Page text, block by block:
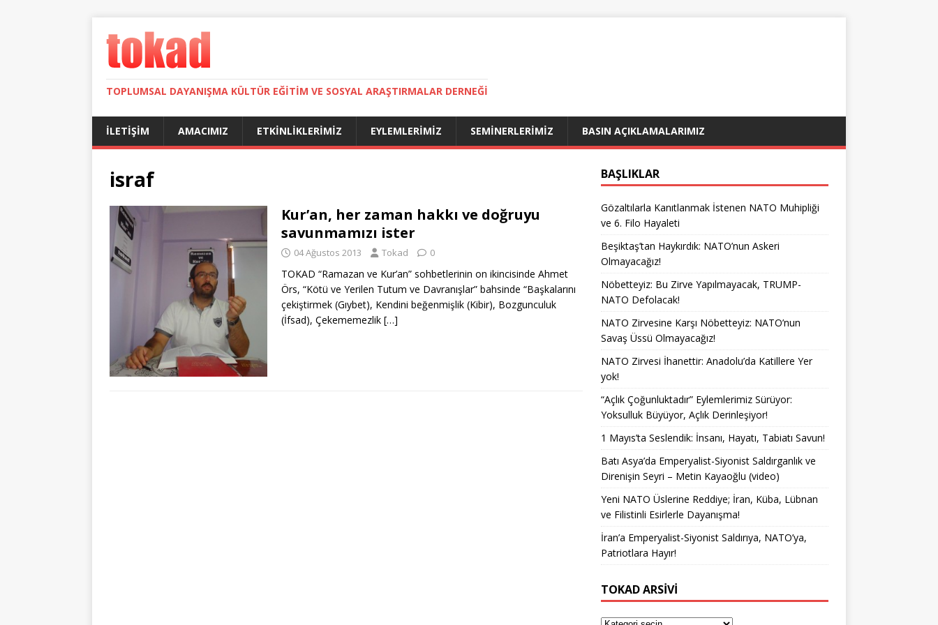
TOPLUMSAL DAYANIŞMA KÜLTÜR EĞITIM VE SOSYAL ARAŞTIRMALAR DERNEĞI
İLETIŞIM AMACIMIZ ETKINLIKLERIMIZ EYLEMLERIMIZ SEMINERLERIMIZ BASIN AÇIKLAMALARIMIZ
israf
Kur’an, her zaman hakkı ve doğruyu
savunmamızı ister
04 Ağustos 2013 Tokad 0
TOKAD “Ramazan ve Kur’an” sohbetlerinin on ikincisinde Ahmet
Örs, “Kötü ve Yerilen Tutum ve Davranışlar” bahsinde “Başkalarını
çekiştirmek (Gıybet), Kendini beğenmişlik (Kibir), Bozgunculuk
(İfsad), Çekememezlik […]
BAŞLIKLAR
Gözaltılarla Kanıtlanmak İstenen NATO Muhipliği
ve 6. Filo Hayaleti
Beşiktaş’tan Haykırdık: NATO’nun Askeri
Olmayacağız!
Nöbetteyiz: Bu Zirve Yapılmayacak, TRUMP-
NATO Defolacak!
NATO Zirvesine Karşı Nöbetteyiz: NATO’nun
Savaş Üssü Olmayacağız!
NATO Zirvesi İhanettir: Anadolu’da Katillere Yer
yok!
“Açlık Çoğunluktadır” Eylemlerimiz Sürüyor:
Yoksulluk Büyüyor, Açlık Derinleşiyor!
1 Mayıs’ta Seslendik: İnsanı, Hayatı, Tabiatı Savun!
Batı Asya’da Emperyalist-Siyonist Saldırganlık ve
Direnişin Seyri – Metin Kayaoğlu (video)
Yeni NATO Üslerine Reddiye; İran, Küba, Lübnan
ve Filistinli Esirlerle Dayanışma!
İran’a Emperyalist-Siyonist Saldırıya, NATO’ya,
Patriotlara Hayır!
TOKAD ARSIVI